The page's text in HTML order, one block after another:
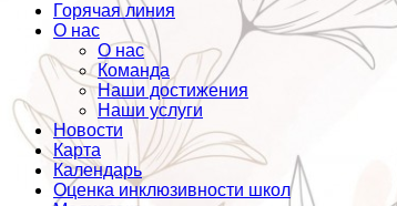
Горячая линия
О нас
О нас
Команда
Наши достижения
Наши услуги
Новости
Карта
Календарь
Оценка инклюзивности школ